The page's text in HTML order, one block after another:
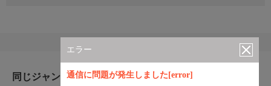
エラー
通信に問題が発生しました[error]
同じジャンルのおすすめ番組